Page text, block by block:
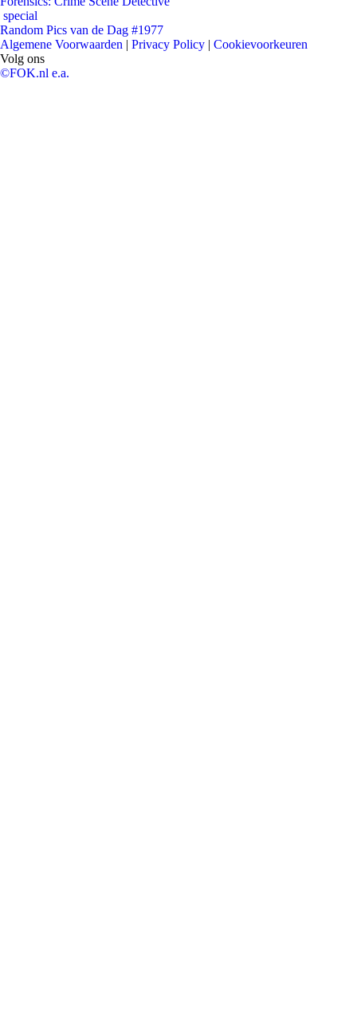
special
Random Pics van de Dag #1977
Algemene Voorwaarden | Privacy Policy | Cookievoorkeuren
Volg ons
©FOK.nl e.a.